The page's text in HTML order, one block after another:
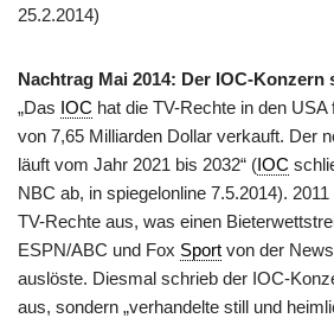
25.2.2014)
Nachtrag Mai 2014: Der IOC-Konzern
„Das IOC hat die TV-Rechte in den
von 7,65 Milliarden Dollar verkauft. Der
läuft vom Jahr 2021 bis 2032“ (IOC
NBC ab, in spiegelonline 7.5.2014).
TV-Rechte aus, was einen
ESPN/ABC und Fox Sport von der
auslöste. Diesmal schrieb der IOC-
aus, sondern „verhandelte still und